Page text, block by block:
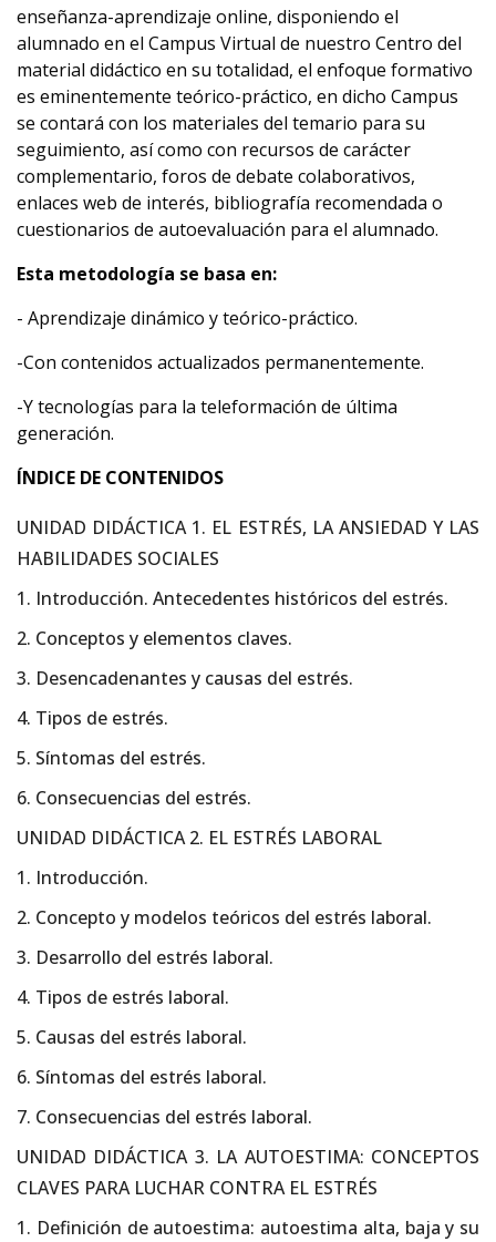
enseñanza-aprendizaje online, disponiendo el
alumnado en el Campus Virtual de nuestro Centro del
material didáctico en su totalidad, el enfoque formativo
es eminentemente teórico-práctico, en dicho Campus
se contará con los materiales del temario para su
seguimiento, así como con recursos de carácter
complementario, foros de debate colaborativos,
enlaces web de interés, bibliografía recomendada o
cuestionarios de autoevaluación para el alumnado.
Esta metodología se basa en:
- Aprendizaje dinámico y teórico-práctico.
-Con contenidos actualizados permanentemente.
-Y tecnologías para la teleformación de última
generación.
ÍNDICE DE CONTENIDOS
UNIDAD DIDÁCTICA 1. EL ESTRÉS, LA ANSIEDAD Y LAS
HABILIDADES SOCIALES
1. Introducción. Antecedentes históricos del estrés.
2. Conceptos y elementos claves.
3. Desencadenantes y causas del estrés.
4. Tipos de estrés.
5. Síntomas del estrés.
6. Consecuencias del estrés.
UNIDAD DIDÁCTICA 2. EL ESTRÉS LABORAL
1. Introducción.
2. Concepto y modelos teóricos del estrés laboral.
3. Desarrollo del estrés laboral.
4. Tipos de estrés laboral.
5. Causas del estrés laboral.
6. Síntomas del estrés laboral.
7. Consecuencias del estrés laboral.
UNIDAD DIDÁCTICA 3. LA AUTOESTIMA: CONCEPTOS
CLAVES PARA LUCHAR CONTRA EL ESTRÉS
1. Definición de autoestima: autoestima alta, baja y su